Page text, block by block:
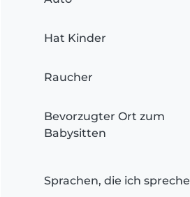
Hat Kinder
Raucher
Bevorzugter Ort zum
Babysitten
Sprachen, die ich spreche